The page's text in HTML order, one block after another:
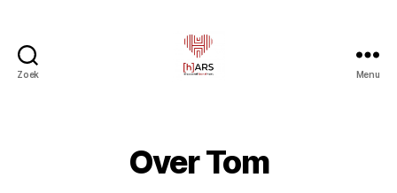
Zoek Menu
Over Tom